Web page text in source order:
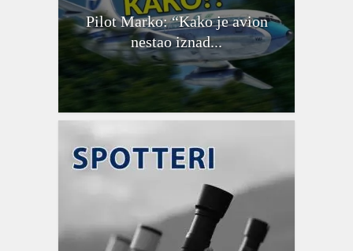
Pilot Marko: “Kako je avion
nestao iznad...